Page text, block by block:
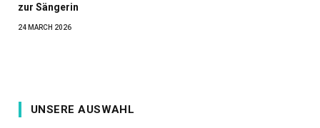
zur Sängerin
24 MARCH 2026
UNSERE AUSWAHL